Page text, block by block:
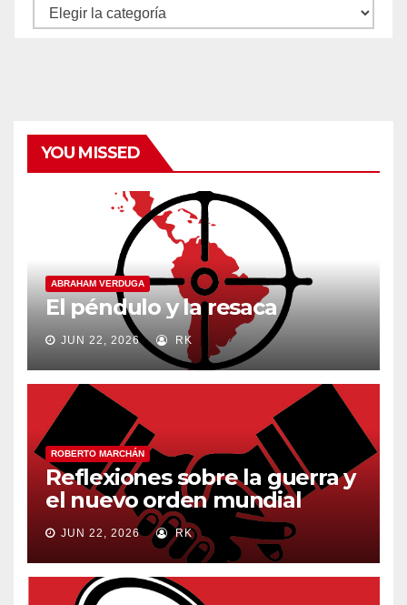
Autores
YOU MISSED
ABRAHAM VERDUGA
El péndulo y la resaca
JUN 22, 2026 RK
ROBERTO MARCHÁN
Reflexiones sobre la guerra y
el nuevo orden mundial
JUN 22, 2026 RK